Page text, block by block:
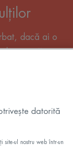
dacă ai o
matură, o
sensibilă,
datorită
site-ul nostru web într-un